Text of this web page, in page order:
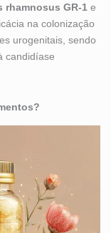
rhamnosus GR-1 e
na colonização
urogenitais, sendo
candidíase